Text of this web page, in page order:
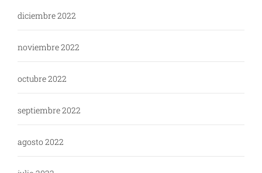
diciembre 2022
noviembre 2022
octubre 2022
septiembre 2022
agosto 2022